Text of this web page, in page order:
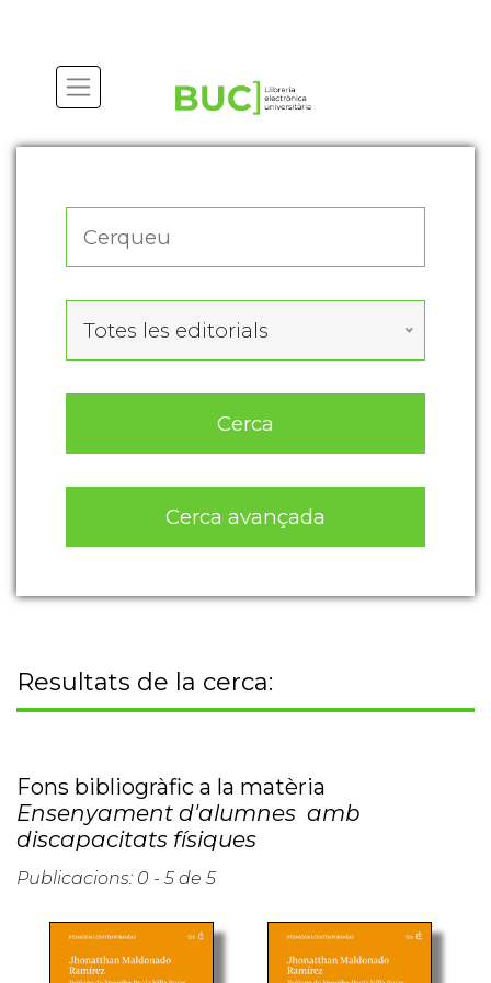
Totes les editorials
Cerca
Cerca avançada
Resultats de la cerca:
Fons bibliogràfic a la matèria
Ensenyament d'alumnes amb
discapacitats físiques
Publicacions: 0 - 5 de 5